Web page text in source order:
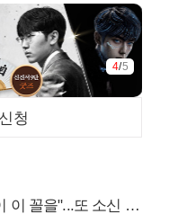
4/5
청
꼴을"...또 소신 발언